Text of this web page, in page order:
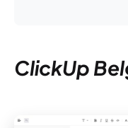
ClickUp